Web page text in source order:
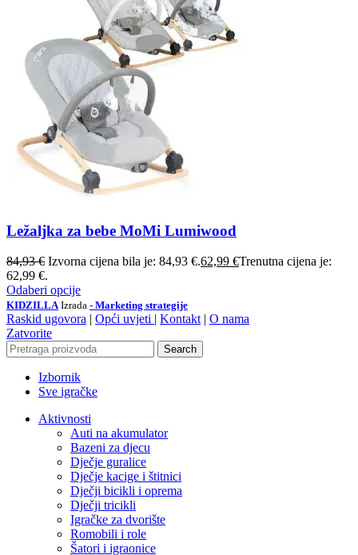
Ležaljka za bebe MoMi Lumiwood
84,93€ Izvorna cijena bila je: 84,93 €.62,99 €Trenutna cijena je:
62,99 €.
Odaberi opcije
KIDZILLA Izrada - Marketing strategije
Raskid ugovora | Opći uvjeti | Kontakt | O nama
Zatvorite
Search
Izbornik
Sve igračke
Aktivnosti
Auti na akumulator
Bazeni za djecu
Dječje guralice
Dječje kacige i štitnici
Dječji bicikli i oprema
Dječji tricikli
Igračke za dvorište
Romobili i role
Šatori i igraonice